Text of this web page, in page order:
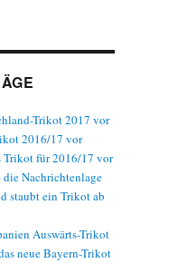
Trikot 2017 vor
2016/17 vor
Trikot für 2016/17 vor
Nachrichtenlage
staubt ein Trikot ab
Auswärts-Trikot
neue Bayern-Trikot